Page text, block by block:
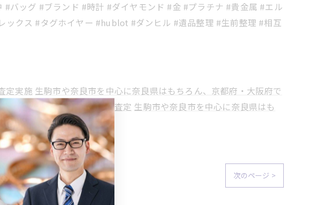
バッグ #ブランド #時計 #ダイヤモンド #金 #プラチナ #貴金属 #エル
クス #タグホイヤー #hublot #ダンヒル #遺品整理 #生前整理 #相互
定実施 生駒市や奈良市を中心に奈良県はもちろん、京都府・大阪府で
阪府でブランドのお品物の査定 生駒市や奈良市を中心に奈良県はも
次のページ >